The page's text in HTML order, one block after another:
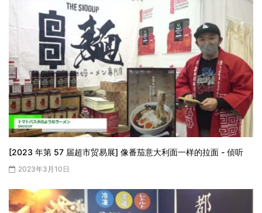
[2023 年第 57 届超市贸易展] 像番茄意大利面一样的拉面 - 侦听
2023年3月10日